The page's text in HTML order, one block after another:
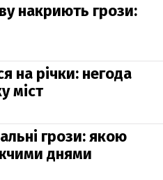
накриють грози:
на річки: негода
міст
грози: якою
днями